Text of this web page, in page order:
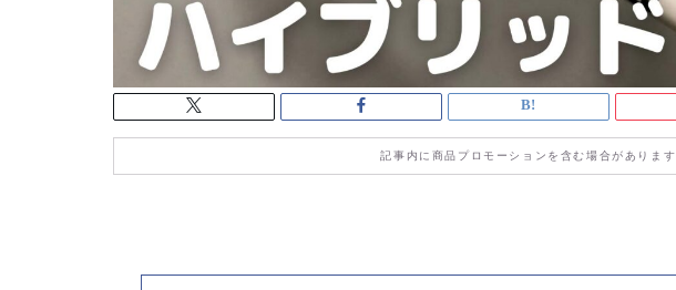
記事内に商品プロモーションを含む場合があります